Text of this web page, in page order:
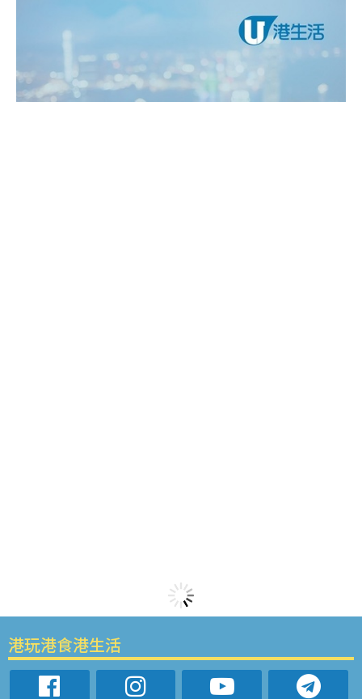
港玩港食港生活